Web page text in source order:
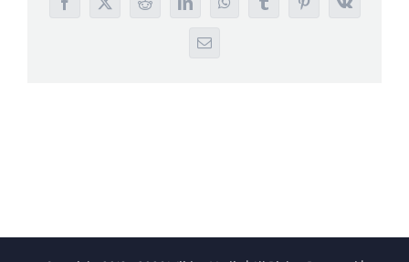
Facebook
X RedditLinkedInWhatsAppTumblrPinterest
Vk
Email